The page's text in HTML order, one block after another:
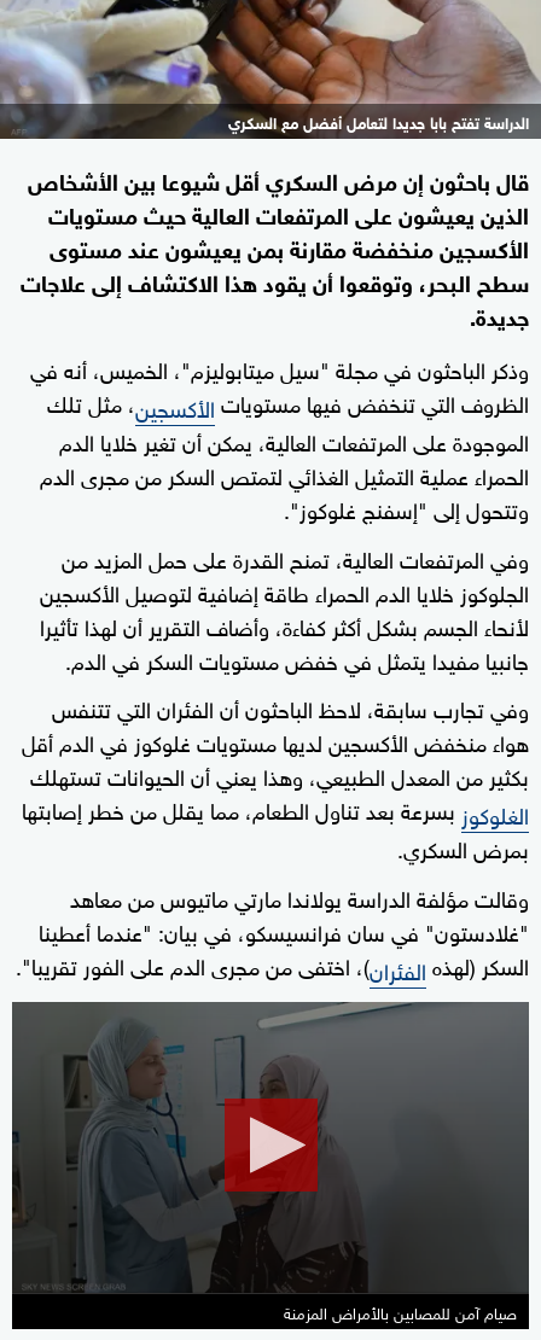
الدراسة تفتح بابا جديدا لتعامل أفضل مع السكري
قال باحثون إن مرض السكري أقل شيوعا بين الأشخاص
الذين يعيشون على المرتفعات العالية حيث مستويات
الأكسجين منخفضة مقارنة بمن يعيشون عند مستوى
سطح البحر، ⁠وتوقعوا أن يقود هذا الاكتشاف إلى علاجات
جديدة.
وذكر الباحثون في مجلة "سيل ميتابوليزم"، الخميس، أنه في
الظروف التي تنخفض فيها مستوياتالأكسجين، مثل تلك
الموجودة على المرتفعات العالية، يمكن أن تغير خلايا الدم ​
الحمراء عملية التمثيل الغذائي لتمتص السكر من مجرى الدم
وتتحول إلى "إسفنج غلوكوز".
وفي المرتفعات العالية، ‌تمنح القدرة على حمل المزيد من
الجلوكوز خلايا الدم الحمراء طاقة إضافية لتوصيل الأكسجين
لأنحاء الجسم بشكل أكثر ‌كفاءة، وأضاف التقرير ‌أن لهذا تأثيرا
جانبيا مفيدا يتمثل في خفض مستويات السكر في الدم.
وفي تجارب سابقة، لاحظ الباحثون أن الفئران التي تتنفس
هواء منخفض الأكسجين لديها مستويات غلوكوز في الدم أقل
بكثير من المعدل الطبيعي، وهذا يعني أن الحيوانات تستهلك
الغلوكوز بسرعة بعد تناول الطعام، مما يقلل ‌من خطر إصابتها
⁠بمرض السكري.
وقالت مؤلفة الدراسة يولاندا مارتي ماتيوس من معاهد
"غلادستون" في سان فرانسيسكو، في بيان: "عندما أعطينا
السكر (لهذهالفئران)، اختفى من مجرى الدم على الفور تقريبا".
minutes,
28
صيام آمن للمصابين بالأمراض المزمنة